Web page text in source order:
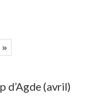
»
d’Agde (avril)